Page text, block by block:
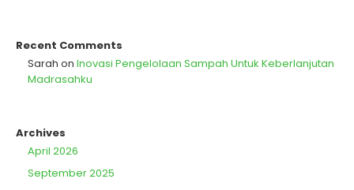
Recent Comments
Sarah on Inovasi Pengelolaan Sampah Untuk Keberlanjutan
Madrasahku
Archives
April 2026
September 2025